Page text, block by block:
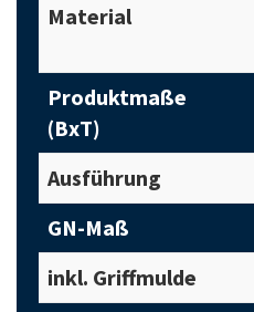
Material
Produktmaße
(BxT)
Ausführung
GN-Maß
inkl. Griffmulde